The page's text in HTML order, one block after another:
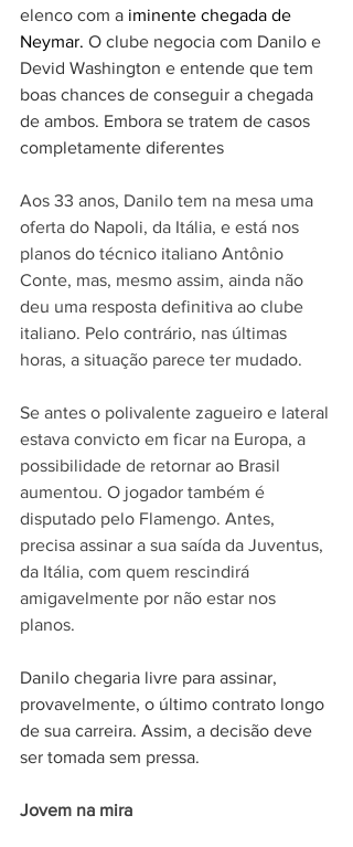
elenco com a iminente chegada de
Neymar. O clube negocia com Danilo e
Devid Washington e entende que tem
boas chances de conseguir a chegada
de ambos. Embora se tratem de casos
completamente diferentes
Aos 33 anos, Danilo tem na mesa uma
oferta do Napoli, da Itália, e está nos
planos do técnico italiano Antônio
Conte, mas, mesmo assim, ainda não
deu uma resposta definitiva ao clube
italiano. Pelo contrário, nas últimas
horas, a situação parece ter mudado.
Se antes o polivalente zagueiro e lateral
estava convicto em ficar na Europa, a
possibilidade de retornar ao Brasil
aumentou. O jogador também é
disputado pelo Flamengo. Antes,
precisa assinar a sua saída da Juventus,
da Itália, com quem rescindirá
amigavelmente por não estar nos
planos.
Danilo chegaria livre para assinar,
provavelmente, o último contrato longo
de sua carreira. Assim, a decisão deve
ser tomada sem pressa.
Jovem na mira